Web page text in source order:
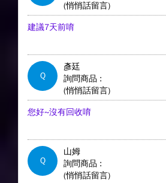
(悄悄話留言)
建議7天前唷
Q
彥廷
詢問商品 :
(悄悄話留言)
您好~沒有回收唷
Q
山姆
詢問商品 :
(悄悄話留言)